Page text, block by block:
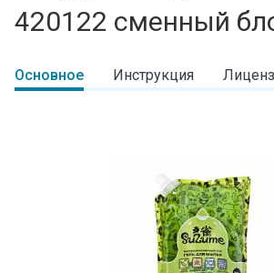
420122 сменный
Основное Инструкция